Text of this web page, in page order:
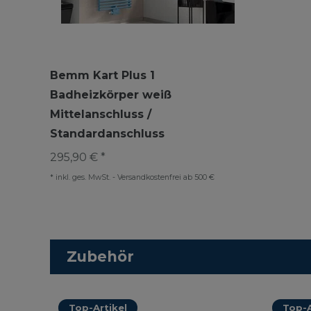
Bemm Kart Plus 1
Badheizkörper weiß
Mittelanschluss /
Standardanschluss
295,90 € *
* inkl. ges. MwSt. - Versandkostenfrei ab 500 €
Zubehör
Top-Artikel Top-